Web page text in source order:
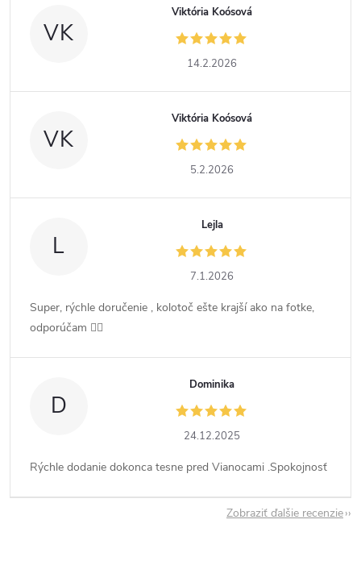
VK
Viktória Koósová
14.2.2026
VK
Viktória Koósová
5.2.2026
L
Lejla
7.1.2026
Super, rýchle doručenie , kolotoč ešte krajší ako na fotke,
odporúčam 👍🏻
D
Dominika
24.12.2025
Rýchle dodanie dokonca tesne pred Vianocami .Spokojnosť
Zobraziť ďalšie recenzie